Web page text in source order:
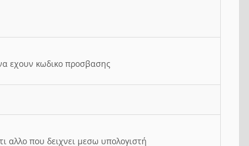
εχουν κωδικο προσβασης
αλλο που δειχνει μεσω υπολογιστή